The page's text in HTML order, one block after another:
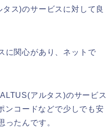
ス)のサービスに対して良
に関心があり、ネットで
アルタス)のサービス
ンコードなどで少しでも安
たんです。